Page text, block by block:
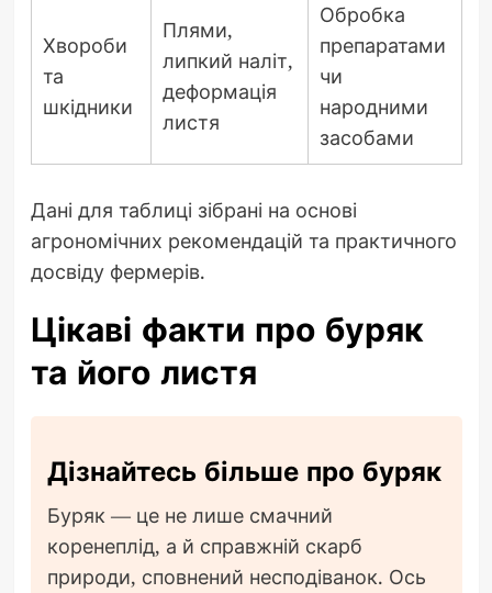
Хвороби
та
шкідники
Плями,
липкий наліт,
деформація
листя
Обробка
препаратами
чи
народними
засобами
Дані для таблиці зібрані на основі
агрономічних рекомендацій та практичного
досвіду фермерів.
Цікаві факти про буряк
та його листя
Дізнайтесь більше про буряк
Буряк — це не лише смачний
коренеплід, а й справжній скарб
природи, сповнений несподіванок. Ось